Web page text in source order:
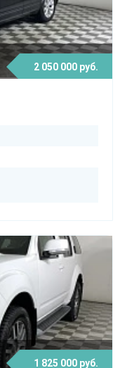
2 050 000 руб.
1 825 000 руб.